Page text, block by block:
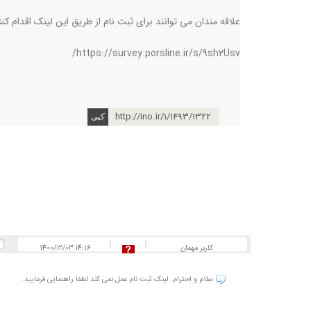
علاقه مندان می توانند برای ثبت نام از طریق این لینک اقدام
https://survey.porsline.ir/s/9sh2Usv/
http://ino.ir/1/1493/1322
کاربر مهمان 1400/12/03 14:16
سلام و احترام. لینک ثبت نام عمل نمی کند لطفا راهنمایی فرمایید.